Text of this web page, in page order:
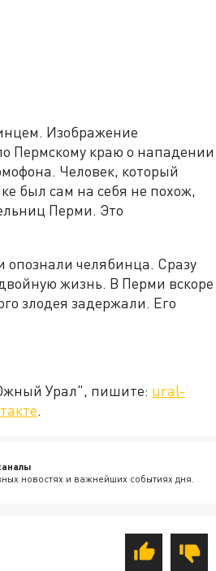
Изображение
Пермскому краю о нападении
Человек, который
был сам на себя не похож,
Перми. Это
опознали челябинца. Сразу
жизнь. В Перми вскоре
злодея задержали. Его
Урал", пишите: ural-
.
новостях и важнейших событиях дня.